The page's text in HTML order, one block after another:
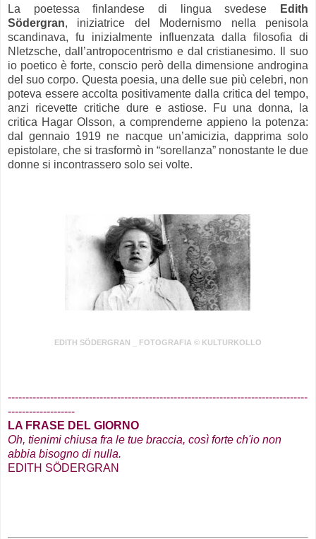
La poetessa finlandese di lingua svedese
Edith
Södergran, iniziatrice del Modernismo nella penisola
scandinava, fu inizialmente influenzata dalla filosofia di
NIetzsche, dall’antropocentrismo e dal cristianesimo. Il suo
io poetico è forte, conscio però della dimensione androgina
del suo corpo. Questa poesia, una delle sue più celebri, non
poteva essere accolta positivamente dalla critica del tempo,
anzi ricevette critiche dure e astiose. Fu una donna, la
critica Hagar Olsson, a comprenderne appieno la potenza:
dal gennaio 1919 ne nacque un’amicizia, dapprima solo
epistolare, che si trasformò in “sorellanza” nonostante le due
donne si incontrassero solo sei volte.
EDITH SÖDERGRAN _ FOTOGRAFIA © KULTURKOLLO
-------------------------------------------------------------------------------------
-------------------
LA FRASE DEL GIORNO
Oh, tienimi chiusa fra le tue braccia, così forte ch'io non
abbia bisogno di nulla.
EDITH SÖDERGRAN